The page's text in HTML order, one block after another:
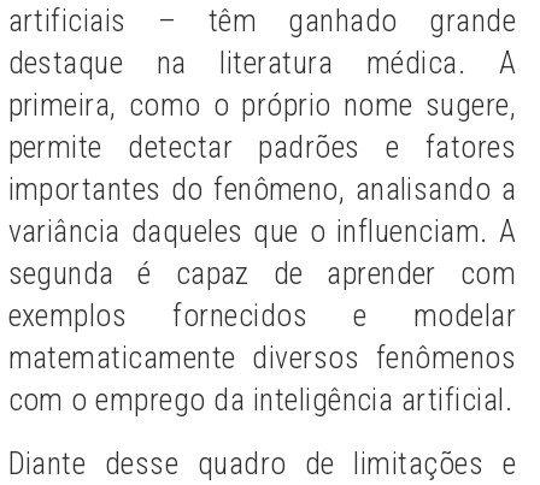
artificiais – têm ganhado grande
destaque na literatura médica. A
primeira, como o próprio nome sugere,
permite detectar padrões e fatores
importantes do fenômeno, analisando a
variância daqueles que o influenciam. A
segunda é capaz de aprender com
exemplos fornecidos e modelar
matematicamente diversos fenômenos
com o emprego da inteligência artificial.
Diante desse quadro de limitações e